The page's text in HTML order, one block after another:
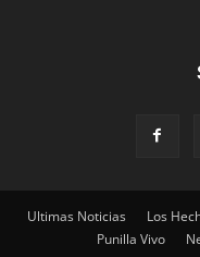
Ultimas Noticias Los
Punilla Vivo